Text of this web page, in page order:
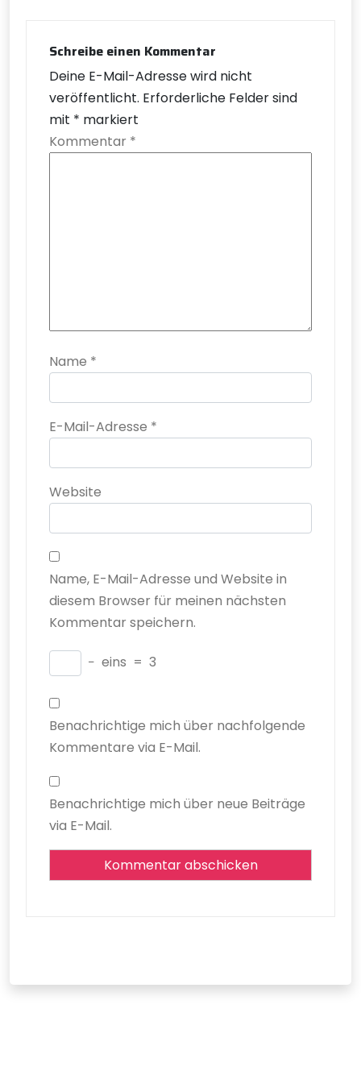
Schreibe einen Kommentar
Deine E-Mail-Adresse wird nicht
veröffentlicht. Erforderliche Felder sind
mit * markiert
Kommentar *
Name *
E-Mail-Adresse *
Website
Name, E-Mail-Adresse und Website in
diesem Browser für meinen nächsten
Kommentar speichern.
− eins = 3
Benachrichtige mich über nachfolgende
Kommentare via E-Mail.
Benachrichtige mich über neue Beiträge
via E-Mail.